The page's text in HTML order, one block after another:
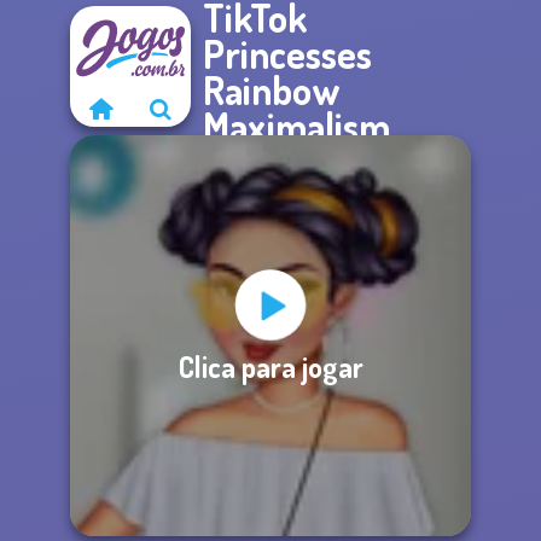
TikTok
Princesses
Rainbow
Maximalism
Clica para jogar